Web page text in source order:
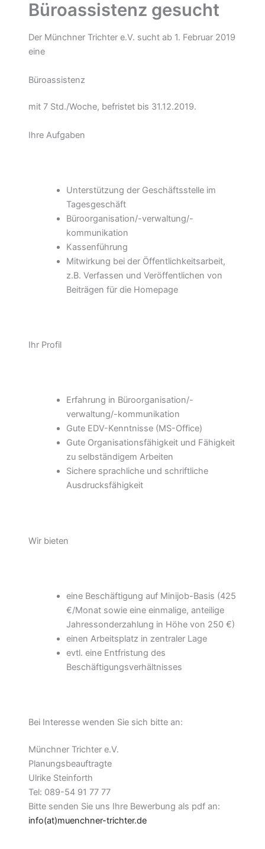
Büroassistenz gesucht
Der Münchner Trichter e.V. sucht ab 1. Februar 2019
eine
Büroassistenz
mit 7 Std./Woche, befristet bis 31.12.2019.
Ihre Aufgaben
Unterstützung der Geschäftsstelle im
Tagesgeschäft
Büroorganisation/-verwaltung/-
kommunikation
Kassenführung
Mitwirkung bei der Öffentlichkeitsarbeit,
z.B. Verfassen und Veröffentlichen von
Beiträgen für die Homepage
Ihr Profil
Erfahrung in Büroorganisation/-
verwaltung/-kommunikation
Gute EDV-Kenntnisse (MS-Office)
Gute Organisationsfähigkeit und Fähigkeit
zu selbständigem Arbeiten
Sichere sprachliche und schriftliche
Ausdrucksfähigkeit
Wir bieten
eine Beschäftigung auf Minijob-Basis (425
€/Monat sowie eine einmalige, anteilige
Jahressonderzahlung in Höhe von 250 €)
einen Arbeitsplatz in zentraler Lage
evtl. eine Entfristung des
Beschäftigungsverhältnisses
Bei Interesse wenden Sie sich bitte an:
Münchner Trichter e.V.
Planungsbeauftragte
Ulrike Steinforth
Tel: 089-54 91 77 77
Bitte senden Sie uns Ihre Bewerbung als pdf an:
info(at)muenchner-trichter.de